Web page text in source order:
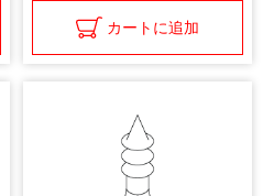
カートに追加